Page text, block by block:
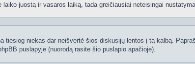
juostą ir vasaros laiką, tada greičiausiai neteisingai
tiesiog niekas dar neišvertė šios diskusijų lentos į tą kalbą.
puslapyje (nuorodą rasite šio puslapio apačioje).